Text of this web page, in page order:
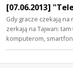
[07.06.2013]
Gdy gracze czekają
zerkają na Tajwan:
komputerom,